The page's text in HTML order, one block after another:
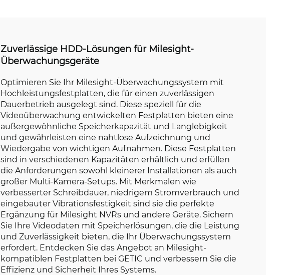
Zuverlässige HDD-Lösungen für Milesight-
Überwachungsgeräte
Optimieren Sie Ihr Milesight-Überwachungssystem mit
Hochleistungsfestplatten, die für einen zuverlässigen
Dauerbetrieb ausgelegt sind. Diese speziell für die
Videoüberwachung entwickelten Festplatten bieten eine
außergewöhnliche Speicherkapazität und Langlebigkeit
und gewährleisten eine nahtlose Aufzeichnung und
Wiedergabe von wichtigen Aufnahmen. Diese Festplatten
sind in verschiedenen Kapazitäten erhältlich und erfüllen
die Anforderungen sowohl kleinerer Installationen als auch
großer Multi-Kamera-Setups. Mit Merkmalen wie
verbesserter Schreibdauer, niedrigem Stromverbrauch und
eingebauter Vibrationsfestigkeit sind sie die perfekte
Ergänzung für Milesight NVRs und andere Geräte. Sichern
Sie Ihre Videodaten mit Speicherlösungen, die die Leistung
und Zuverlässigkeit bieten, die Ihr Überwachungssystem
erfordert. Entdecken Sie das Angebot an Milesight-
kompatiblen Festplatten bei GETIC und verbessern Sie die
Effizienz und Sicherheit Ihres Systems.